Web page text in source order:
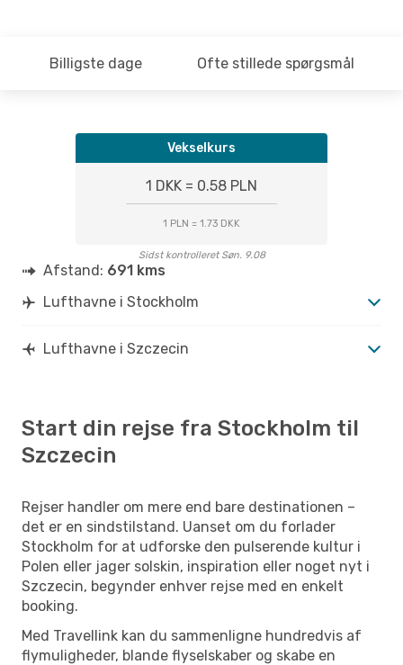
Billigste dage Ofte stillede spørgsmål
Vekselkurs
1 DKK = 0.58 PLN
1 PLN = 1.73 DKK
Sidst kontrolleret Søn. 9.08
Afstand: 691 kms
Lufthavne i Stockholm
Lufthavne i Szczecin
Start din rejse fra Stockholm til
Szczecin
Rejser handler om mere end bare destinationen –
det er en sindstilstand. Uanset om du forlader
Stockholm for at udforske den pulserende kultur i
Polen eller jager solskin, inspiration eller noget nyt i
Szczecin, begynder enhver rejse med en enkelt
booking.
Med Travellink kan du sammenligne hundredvis af
flymuligheder, blande flyselskaber og skabe en